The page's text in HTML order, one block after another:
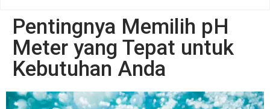
Pentingnya Memilih pH
Meter yang Tepat untuk
Kebutuhan Anda